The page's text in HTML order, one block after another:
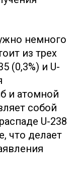
немного
из трех
(0,3%) и U-
и атомной
собой
U-238
что делает